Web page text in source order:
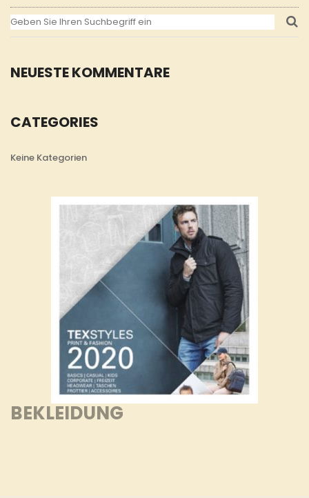
NEUESTE KOMMENTARE
CATEGORIES
Keine Kategorien
BEKLEIDUNG